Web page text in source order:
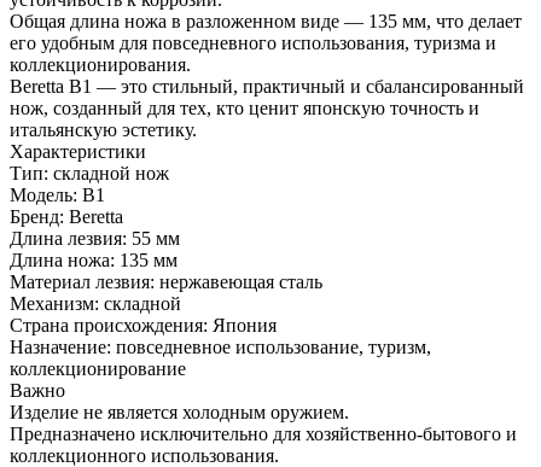
Общая длина ножа в разложенном виде — 135 мм, что делает
его удобным для повседневного использования, туризма и
коллекционирования.
Beretta B1 — это стильный, практичный и сбалансированный
нож, созданный для тех, кто ценит японскую точность и
итальянскую эстетику.
Характеристики
Тип: складной нож
Модель: B1
Бренд: Beretta
Длина лезвия: 55 мм
Длина ножа: 135 мм
Материал лезвия: нержавеющая сталь
Механизм: складной
Страна происхождения: Япония
Назначение: повседневное использование, туризм,
коллекционирование
Важно
Изделие не является холодным оружием.
Предназначено исключительно для хозяйственно-бытового и
коллекционного использования.